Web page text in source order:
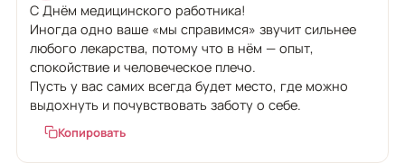
С Днём медицинского работника!
Иногда одно ваше «мы справимся» звучит сильнее
любого лекарства, потому что в нём — опыт,
спокойствие и человеческое плечо.
Пусть у вас самих всегда будет место, где можно
выдохнуть и почувствовать заботу о себе.
Копировать